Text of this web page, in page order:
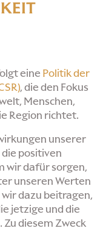
eine Politik der
, die den Fokus
Menschen,
Region richtet.
unserer
positiven
wir dafür sorgen,
unseren Werten
dazu beitragen,
jetzige und die
diesem Zweck